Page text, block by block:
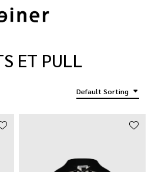
ET PULL
Default Sorting